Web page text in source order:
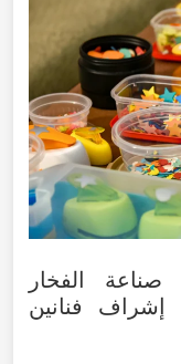
صناعة
الفخار
إشراف
فنانين